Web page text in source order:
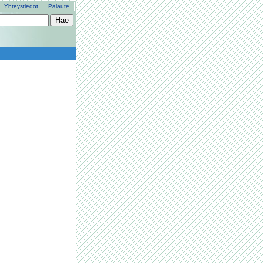
Yhteystiedot Palaute